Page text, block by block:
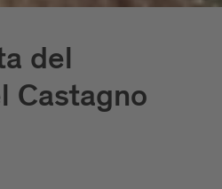
del
Castagno